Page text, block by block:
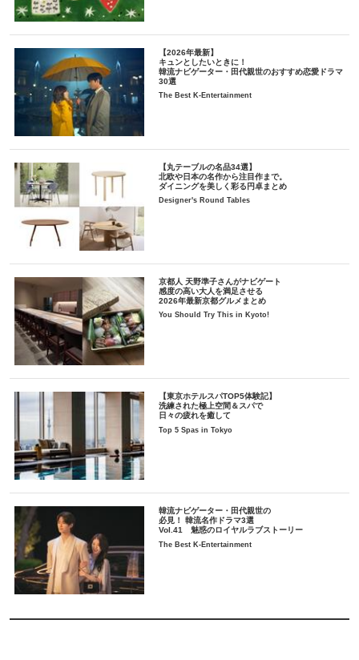
【2026年最新】
キュンとしたいときに！
韓流ナビゲーター・田代親世のおすすめ恋愛ドラマ
30選
The Best K-Entertainment
【丸テーブルの名品34選】
北欧や日本の名作から注目作まで。
ダイニングを美しく彩る円卓まとめ
Designer's Round Tables
京都人 天野準子さんがナビゲート
感度の高い大人を満足させる
2026年最新京都グルメまとめ
You Should Try This in Kyoto!
【東京ホテルスパTOP5体験記】
洗練された極上空間＆スパで
日々の疲れを癒して
Top 5 Spas in Tokyo
韓流ナビゲーター・田代親世の
必見！ 韓流名作ドラマ3選
Vol.41 魅惑のロイヤルラブストーリー
The Best K-Entertainment